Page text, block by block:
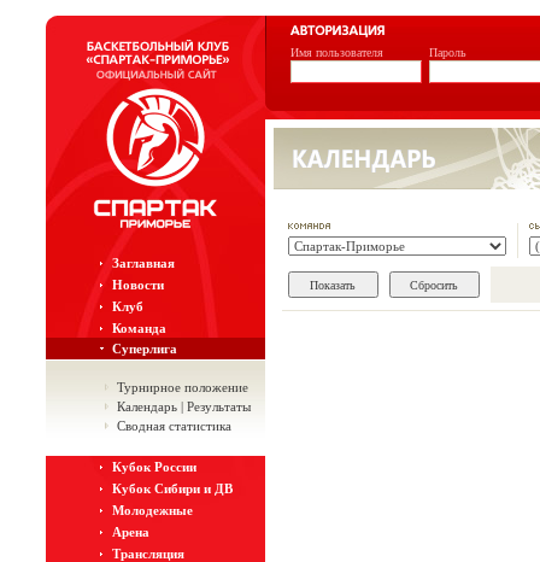
Имя пользователя Пароль
Заглавная
Новости
Клуб
Команда
Суперлига
Турнирное положение
Календарь | Результаты
Сводная статистика
Кубок России
Кубок Сибири и ДВ
Молодежные
Арена
Трансляция